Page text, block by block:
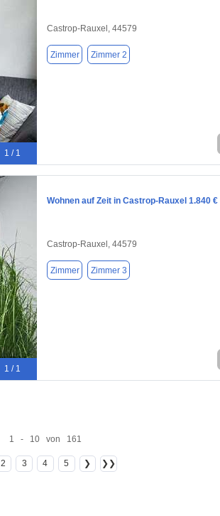
1 / 1
Castrop-Rauxel, 44579
Zimmer Zimmer 2
1 / 1
Wohnen auf Zeit in Castrop-Rauxel 1.840 €
Castrop-Rauxel, 44579
Zimmer Zimmer 3
1 - 10 von 161
2 3 4 5 ❯ ❯❯